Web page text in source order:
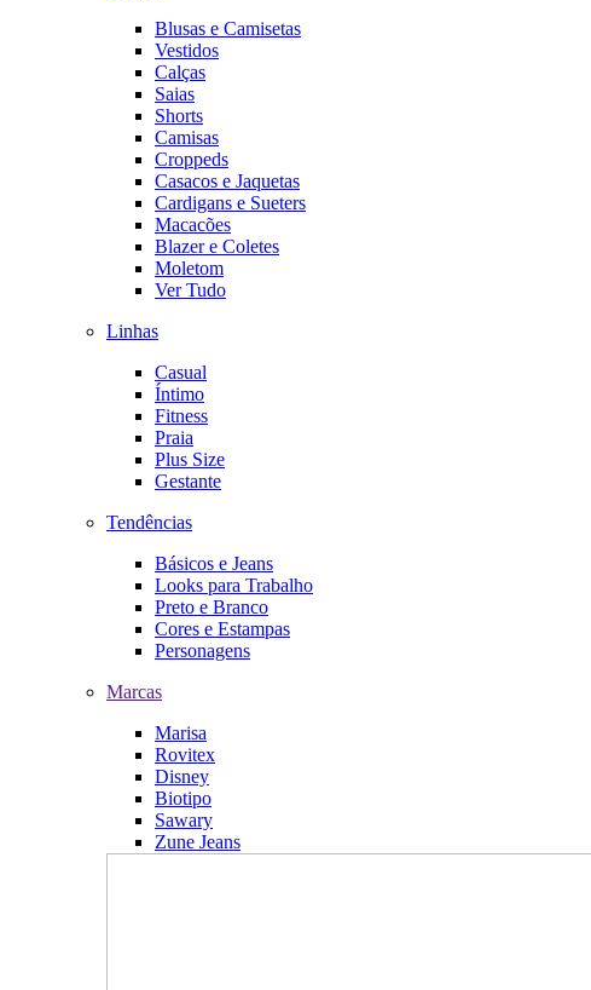
Blusas e Camisetas
Vestidos
Calças
Saias
Shorts
Camisas
Croppeds
Casacos e Jaquetas
Cardigans e Sueters
Macacões
Blazer e Coletes
Moletom
Ver Tudo
Linhas
Casual
Íntimo
Fitness
Praia
Plus Size
Gestante
Tendências
Básicos e Jeans
Looks para Trabalho
Preto e Branco
Cores e Estampas
Personagens
Marcas
Marisa
Rovitex
Disney
Biotipo
Sawary
Zune Jeans